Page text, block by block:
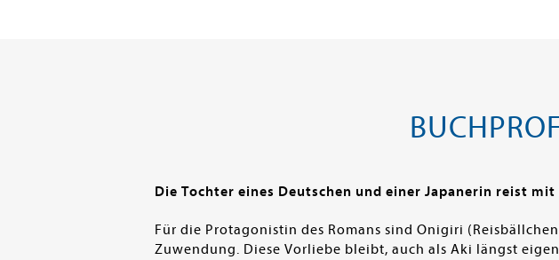
Die Tochter eines Deutschen und einer Japanerin reist
Für die Protagonistin des Romans sind Onigiri
Zuwendung. Diese Vorliebe bleibt, auch als Aki längst